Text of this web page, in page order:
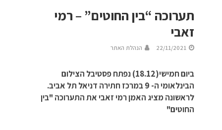
תערוכה “בין החוטים” – רמי
זאבי
22/11/2021 הנהלת האתר
ביום חמישי(18.12) נפתח פסטיבל הצילום
הבינלאומי ה- 9 במרכז חתירה דניאל תל אביב.
לראשונה מציג האמן רמי זאבי את התערוכה "בין
החוטים"